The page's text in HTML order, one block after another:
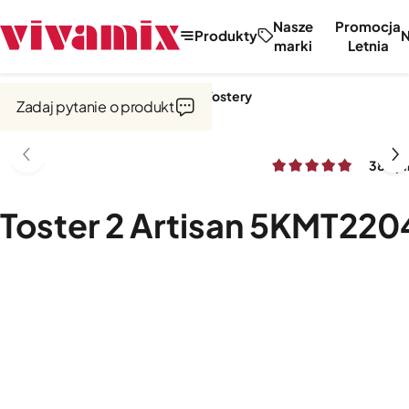
Produkty
Nasze
marki
Promocja
Letnia
Czajniki i tostery Tostery
38
Toster 2 Artisan
Zadaj pytanie o produkt